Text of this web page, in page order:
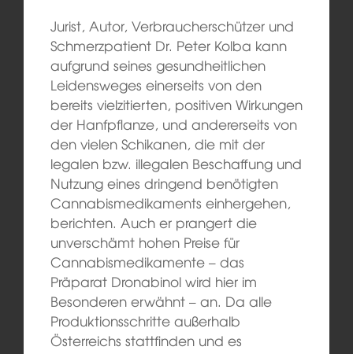
Jurist, Autor, Verbraucherschützer und
Schmerzpatient Dr. Peter Kolba kann
aufgrund seines gesundheitlichen
Leidensweges einerseits von den
bereits vielzitierten, positiven Wirkungen
der Hanfpflanze, und andererseits von
den vielen Schikanen, die mit der
legalen bzw. illegalen Beschaffung und
Nutzung eines dringend benötigten
Cannabismedikaments einhergehen,
berichten. Auch er prangert die
unverschämt hohen Preise für
Cannabismedikamente – das
Präparat Dronabinol wird hier im
Besonderen erwähnt – an. Da alle
Produktionsschritte außerhalb
Österreichs stattfinden und es